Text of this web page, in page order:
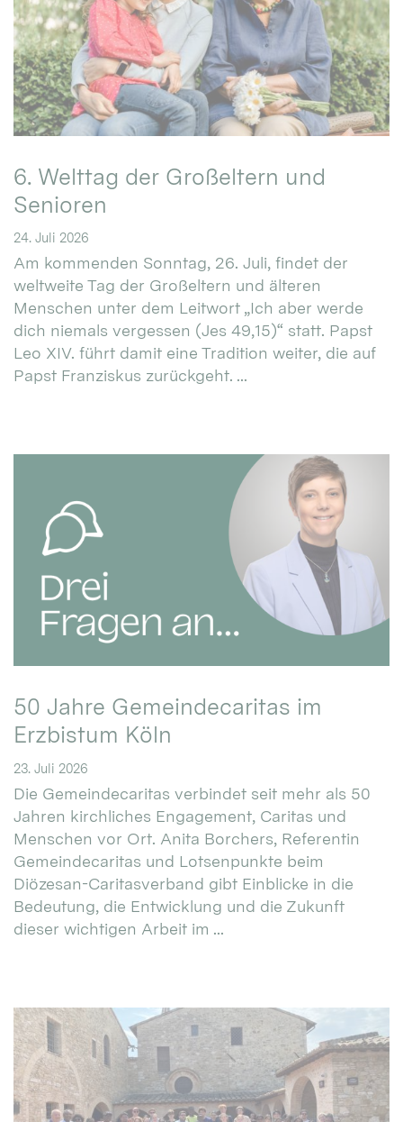
6. Welttag der Großeltern und
Senioren
24. Juli 2026
Am kommenden Sonntag, 26. Juli, findet der
weltweite Tag der Großeltern und älteren
Menschen unter dem Leitwort „Ich aber werde
dich niemals vergessen (Jes 49,15)“ statt. Papst
Leo XIV. führt damit eine Tradition weiter, die auf
Papst Franziskus zurückgeht. ...
50 Jahre Gemeindecaritas im
Erzbistum Köln
23. Juli 2026
Die Gemeindecaritas verbindet seit mehr als 50
Jahren kirchliches Engagement, Caritas und
Menschen vor Ort. Anita Borchers, Referentin
Gemeindecaritas und Lotsenpunkte beim
Diözesan-Caritasverband gibt Einblicke in die
Bedeutung, die Entwicklung und die Zukunft
dieser wichtigen Arbeit im ...